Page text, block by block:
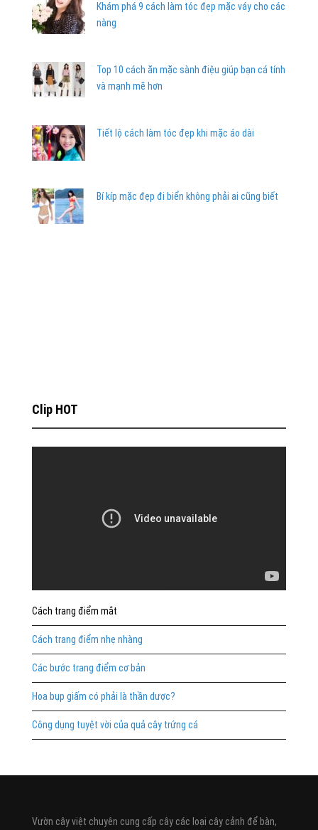
Khám phá 9 cách làm tóc đẹp mặc váy cho các
nàng
Top 10 cách ăn mặc sành điệu giúp bạn cá tính
và mạnh mẽ hơn
Tiết lộ cách làm tóc đẹp khi mặc áo dài
Bí kíp mặc đẹp đi biển không phải ai cũng biết
Clip HOT
Cách trang điểm mắt
Cách trang điểm nhẹ nhàng
Các bước trang điểm cơ bản
Hoa bụp giấm có phải là thần dược?
Công dụng tuyệt vời của quả cây trứng cá
Vườn cây việt chuyên cung cấp cây các loại cây cảnh để bàn,